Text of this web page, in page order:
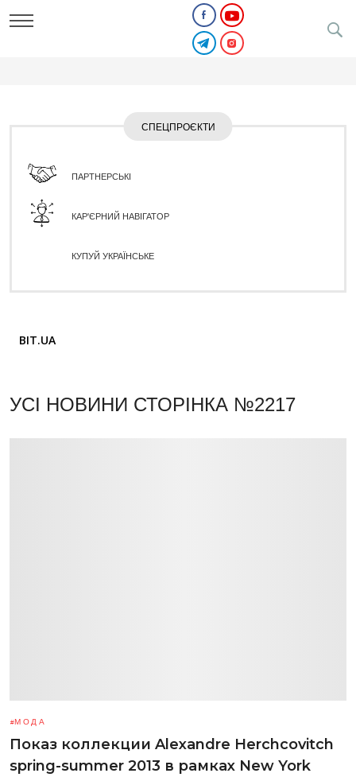
СПЕЦПРОЄКТИ
ПАРТНЕРСЬКІ
КАР'ЄРНИЙ НАВІГАТОР
КУПУЙ УКРАЇНСЬКЕ
BIT.UA
УСІ НОВИНИ СТОРІНКА №2217
МОДА
Показ коллекции Alexandre Herchcovitch
spring-summer 2013 в рамках New York